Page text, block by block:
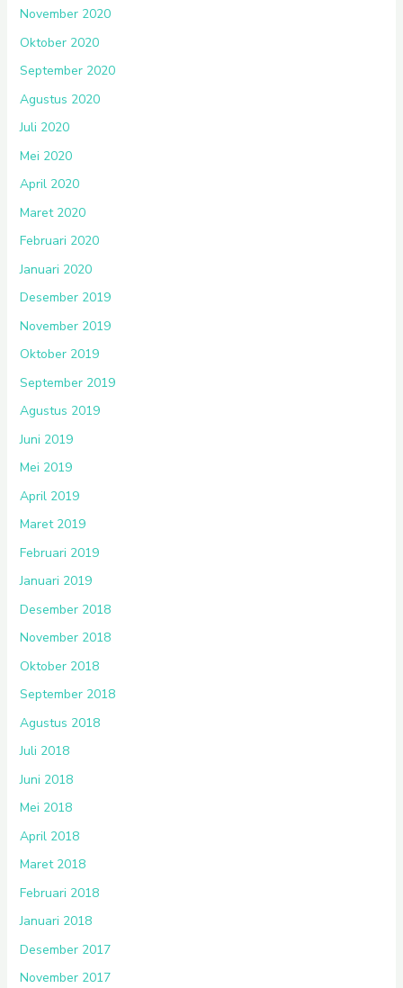
November 2020
Oktober 2020
September 2020
Agustus 2020
Juli 2020
Mei 2020
April 2020
Maret 2020
Februari 2020
Januari 2020
Desember 2019
November 2019
Oktober 2019
September 2019
Agustus 2019
Juni 2019
Mei 2019
April 2019
Maret 2019
Februari 2019
Januari 2019
Desember 2018
November 2018
Oktober 2018
September 2018
Agustus 2018
Juli 2018
Juni 2018
Mei 2018
April 2018
Maret 2018
Februari 2018
Januari 2018
Desember 2017
November 2017